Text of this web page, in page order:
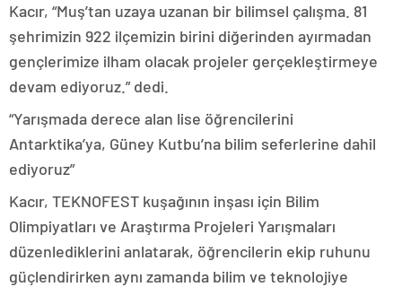
Kacır, “Muş’tan uzaya uzanan bir bilimsel çalışma. 81
şehrimizin 922 ilçemizin birini diğerinden ayırmadan
gençlerimize ilham olacak projeler gerçekleştirmeye
devam ediyoruz.” dedi.
“Yarışmada derece alan lise öğrencilerini
Antarktika’ya, Güney Kutbu’na bilim seferlerine dahil
ediyoruz”
Kacır, TEKNOFEST kuşağının inşası için Bilim
Olimpiyatları ve Araştırma Projeleri Yarışmaları
düzenlediklerini anlatarak, öğrencilerin ekip ruhunu
güçlendirirken aynı zamanda bilim ve teknolojiye